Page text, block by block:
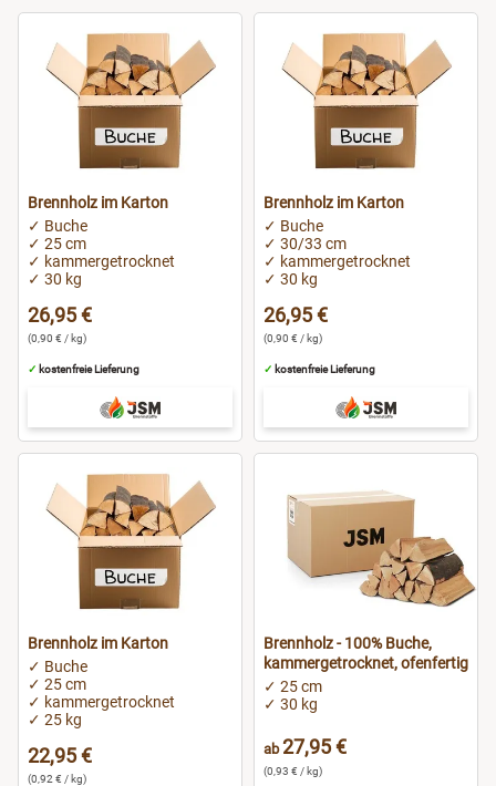
Brennholz im Karton
✓ Buche
✓ 25 cm
✓ kammergetrocknet
✓ 30 kg
26,95 €
(0,90 € / kg)
✓ kostenfreie Lieferung
Brennholz im Karton
✓ Buche
✓ 30/33 cm
✓ kammergetrocknet
✓ 30 kg
26,95 €
(0,90 € / kg)
✓ kostenfreie Lieferung
Brennholz im Karton
✓ Buche
✓ 25 cm
✓ kammergetrocknet
✓ 25 kg
22,95 €
(0,92 € / kg)
Brennholz - 100% Buche,
kammergetrocknet, ofenfertig
✓ 25 cm
✓ 30 kg
ab27,95 €
(0,93 € / kg)
Gotha
Halle
Hallstadt
Hamburg
Hanau
Hannover
Hildesheim
Heidelberg